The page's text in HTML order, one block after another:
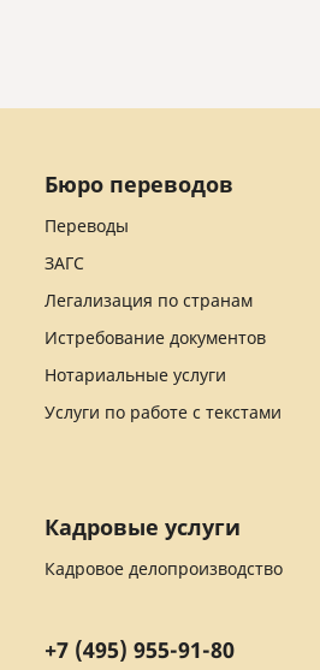
Бюро переводов
Переводы
ЗАГС
Легализация по странам
Истребование документов
Нотариальные услуги
Услуги по работе с текстами
Кадровые услуги
Кадровое делопроизводство
+7 (495) 955-91-80